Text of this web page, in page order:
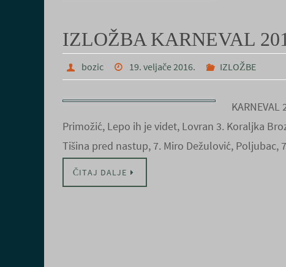
IZLOŽBA KARNEVAL
bozic 19. veljače 2016. IZLOŽBE
Primožić, Lepo ih je videt, Lovran 3. Koraljka
Tišina pred nastup, 7. Miro Dežulović, Poljubac,
ČITAJ DALJE